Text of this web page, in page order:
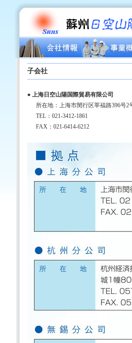
子会社
● 上海日空山陽国際貿易有限公司
所在地：上海市閔行区莘福路396号2
TEL：021-3412-1861
FAX：021-6414-6212